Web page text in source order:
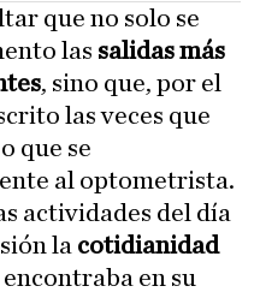
que no solo se
las salidas más
, sino que, por el
las veces que
que se
al optometrista.
actividades del día
la cotidianidad
en su